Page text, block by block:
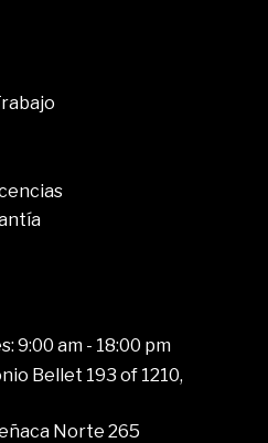
9:00 am - 18:00 pm
Bellet 193 of 1210,
Norte 265